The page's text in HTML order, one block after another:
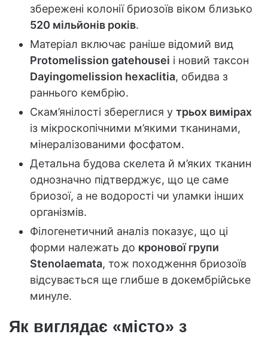
збережені колонії бриозоїв віком близько
520 мільйонів років.
Матеріал включає раніше відомий вид
Protomelission gatehousei і новий таксон
Dayingomelission hexaclitia, обидва з
раннього кембрію.
Скам’янілості збереглися у трьох вимірах
із мікроскопічними м’якими тканинами,
мінералізованими фосфатом.
Детальна будова скелета й м’яких тканин
однозначно підтверджує, що це саме
бриозої, а не водорості чи уламки інших
організмів.
Філогенетичний аналіз показує, що ці
форми належать до кронової групи
Stenolaemata, тож походження бриозоїв
відсувається ще глибше в докембрійське
минуле.
Як виглядає «місто» з